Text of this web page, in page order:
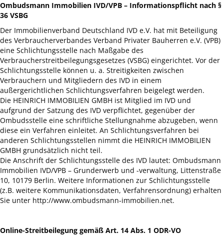
Ombudsmann Immobilien IVD/VPB – Informationspflicht nach §
36 VSBG
Der Immobilienverband Deutschland IVD e.V. hat mit Beteiligung
des Verbraucherverbandes Verband Privater Bauherren e.V. (VPB)
eine Schlichtungsstelle nach Maßgabe des
Verbraucherstreitbeilegungsgesetzes (VSBG) eingerichtet. Vor der
Schlichtungsstelle können u. a. Streitigkeiten zwischen
Verbrauchern und Mitgliedern des IVD in einem
außergerichtlichen Schlichtungsverfahren beigelegt werden.
Die HEINRICH IMMOBILIEN GMBH ist Mitglied im IVD und
aufgrund der Satzung des IVD verpflichtet, gegenüber der
Ombudsstelle eine schriftliche Stellungnahme abzugeben, wenn
diese ein Verfahren einleitet. An Schlichtungsverfahren bei
anderen Schlichtungsstellen nimmt die HEINRICH IMMOBILIEN
GMBH grundsätzlich nicht teil.
Die Anschrift der Schlichtungsstelle des IVD lautet: Ombudsmann
Immobilien IVD/VPB – Grunderwerb und -verwaltung, Littenstraße
10, 10179 Berlin. Weitere Informationen zur Schlichtungsstelle
(z.B. weitere Kommunikationsdaten, Verfahrensordnung) erhalten
Sie unter http://www.ombudsmann-immobilien.net.
Online-Streitbeilegung gemäß Art. 14 Abs. 1 ODR-VO